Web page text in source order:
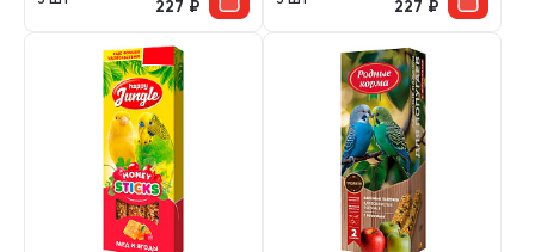
227 ₽ 227 ₽